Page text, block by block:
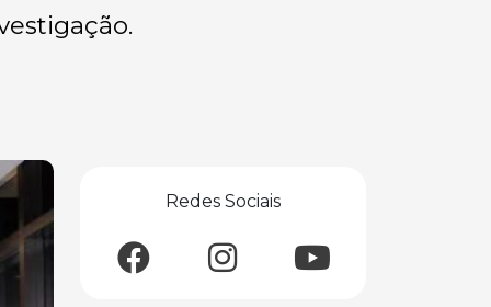
Redes Sociais